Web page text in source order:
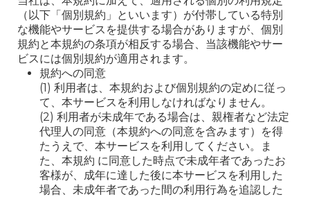
（以下「個別規約」といいます）が付帯している特別
な機能やサービスを提供する場合がありますが、個別
規約と本規約の条項が相反する場合、当該機能やサー
ビスには個別規約が適用されます。
規約への同意
(1) 利用者は、本規約および個別規約の定めに従っ
て、本サービスを利用しなければなりません。
(2) 利用者が未成年である場合は、親権者など法定
代理人の同意（本規約への同意を含みます）を得
たうえで、本サービスを利用してください。ま
た、本規約 に同意した時点で未成年者であったお
客様が、成年に達した後に本サービスを利用した
場合、未成年者であった間の利用行為を追認した